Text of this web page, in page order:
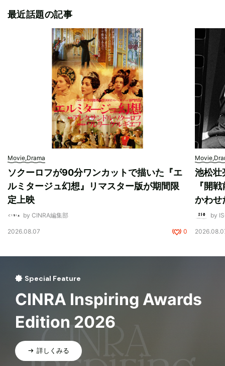
最近話題の記事
Movie,Drama
ソクーロフが90分ワンカットで描いた『エ
ルミタージュ幻想』リマスター版が期間限
定上映
by CINRA編集部
2026.08.07 0
池松壮
『開
かわせ
by
Special Feature
CINRA Inspiring Awards
Edition 2026
詳しくみる